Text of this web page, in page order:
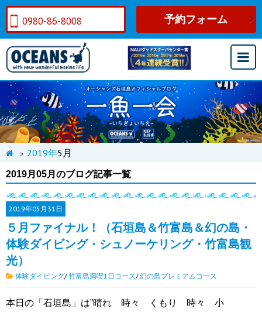
0980-86-8008 予約フォーム
> 2019年5月
2019月05月のブログ記事一覧
2019年05月31日
５月ファイナル！（石垣島＆竹富島＆幻の島・
体験ダイビング・シュノーケリング・竹富島観
光）
体験ダイビング/ 竹富島満喫1日コース/ 幻の島プレミアムコース
本日の「石垣島」は”晴れ 時々 くもり 時々 小